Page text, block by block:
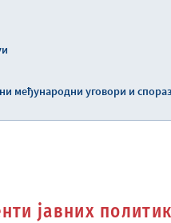
међународни уговори и
јавних